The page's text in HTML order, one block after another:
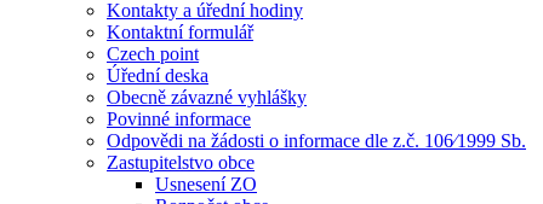
Kontakty a úřední hodiny
Kontaktní formulář
Czech point
Úřední deska
Obecně závazné vyhlášky
Povinné informace
Odpovědi na žádosti o informace dle z.č. 106⁄1999 Sb.
Zastupitelstvo obce
Usnesení ZO